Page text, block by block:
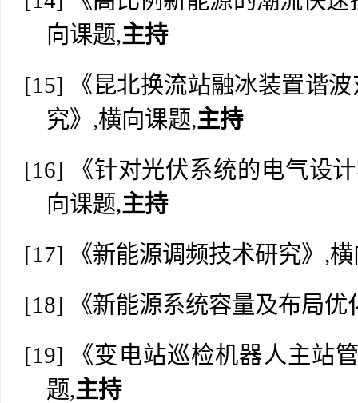
向课题,主持
[15]
《昆北换流站融冰装置谐
究》 ,横向课题,主持
[16]
《针对光伏系统的电气设
向课题,主持
[17]
《新能源调频技术研究》 ,
[18]
《新能源系统容量及布局
[19]
《变电站巡检机器人主站
题,主持